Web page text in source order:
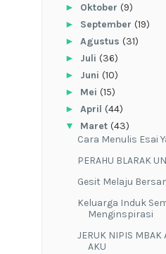
► Oktober (9)
► September (19)
► Agustus (31)
► Juli (36)
► Juni (10)
► Mei (15)
► April (44)
▼ Maret (43)
Cara Menulis Esai
PERAHU BLARAK
Gesit Melaju
Keluarga Induk
Menginspirasi
JERUK NIPIS MBAK
AKU